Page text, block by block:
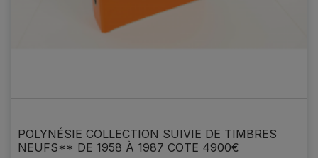
POLYNÉSIE COLLECTION SUIVIE DE TIMBRES
NEUFS** DE 1958 À 1987 COTE 4900€